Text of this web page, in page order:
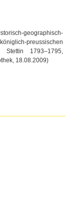
geographisch-
preussischen
Stettin 1793–1795,
18.08.2009)